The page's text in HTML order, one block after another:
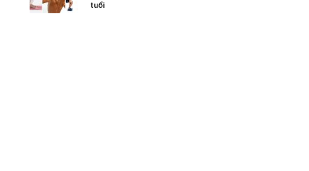
tuổi